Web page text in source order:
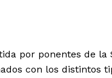
por ponentes de
con los distintos